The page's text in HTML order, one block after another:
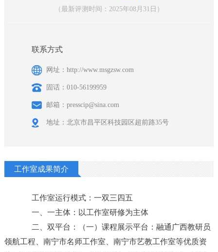
（最新评测时间：2025年08月31日）
联系方式
网址：http://www.msgzsw.com
固话：010-56199959
邮箱：presscip@sina.com
地址：北京市昌平区科技园区超前路35号
工作室成果简介
工作室运行模式：一双三四五
一、一主体：以工作室研修为主体
二、双平台：（一）课程展示平台：融通广西教研员
领航工程、南宁市名师工作室、南宁市艺教工作室等优质资